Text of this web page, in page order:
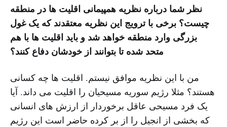
نظر شما درباره نظریه همپیمانی اقلیت ها در منطقه
چیست؟ برخی با ترویج این نظریه معتقدند که یک غول
بزرگی وارد منطقه خواهد شد و باید اقلیت ها با هم
متحد شده تا بتوانند از خودشان دفاع کنند؟
من با این نظریه موافق نیستم. اقلیت ها چه کسانی
هستند؟ مثلا رژیم سوریه مسیحیان را اقلیت می داند. آیا
یک فرد مسیحی عاقل برخوردار از ارزش های انسانی
که بخشی از انجیل را از بر کرده حاضر است این رژیم